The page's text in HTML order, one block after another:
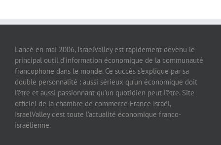
Lancé en mai 2006, IsraelValley est rapidement devenu le
principal outil d’information économique de la communauté
francophone dans le monde. Ce succès s’explique par sa
double personnalité : aussi sérieux qu’un économique doit
l’être et aussi passionnant qu’un quotidien peut l’être. Site
officiel de la chambre de commerce France Israël,
IsraelValley c’est toute l’actualité économique franco-
israélienne.